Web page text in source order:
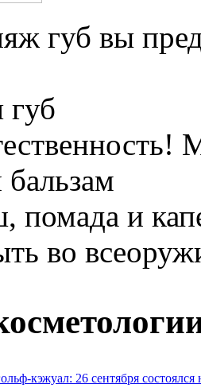
губ вы
губ
помада и
во
кэжуал: 26 сентября